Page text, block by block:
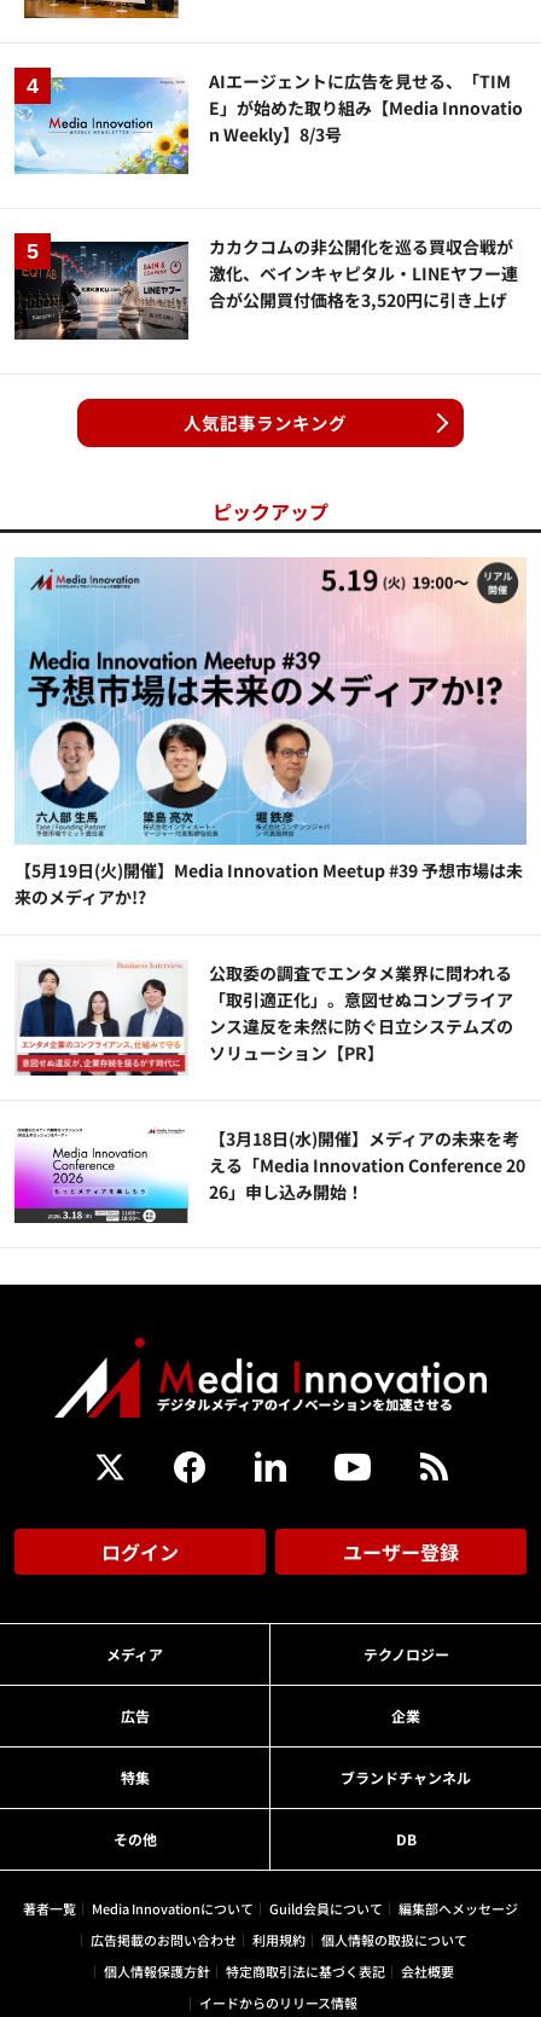
AIエージェントに広告を見せる、「TIM
E」が始めた取り組み【Media Innovatio
n Weekly】8/3号
カカクコムの非公開化を巡る買収合戦が
激化、ベインキャピタル・LINEヤフー連
合が公開買付価格を3,520円に引き上げ
人気記事ランキング
ピックアップ
【5月19日(火)開催】Media Innovation Meetup #39 予想市場は未
来のメディアか!?
公​​取委の調査でエンタメ業界に問われる
「取引適正化」。意図せぬコンプライア
ンス違反を未然に防ぐ日立システムズの
ソリューション​【PR】
【3月18日(水)開催】メディアの未来を考
える「Media Innovation Conference 20
26」申し込み開始！
ログイン ユーザー登録
メディア テクノロジー
広告 企業
特集 ブランドチャンネル
その他 DB
著者一覧 Media Innovationについて Guild会員について
編集部へメッセージ
広告掲載のお問い合わせ
利用規約
個人情報の取扱について
個人情報保護方針
特定商取引法に基づく表記
会社概要
イードからのリリース情報